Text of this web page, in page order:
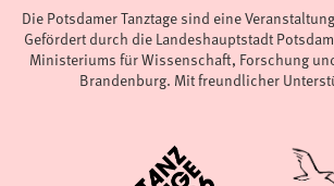
Die Potsdamer Tanztage sind eine
Gefördert durch die Landeshauptstadt
Ministeriums für Wissenschaft, Forschung
Brandenburg. Mit freundlicher